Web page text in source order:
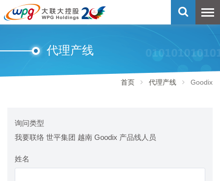
代理产线
首页 代理产线 Goodix
询问类型
我要联络 世平集团 越南 Goodix 产品线人员
姓名